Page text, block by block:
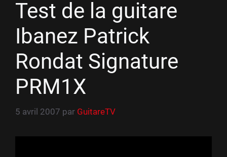
Test de la guitare
Ibanez Patrick
Rondat Signature
PRM1X
5 avril 2007 par GuitareTV